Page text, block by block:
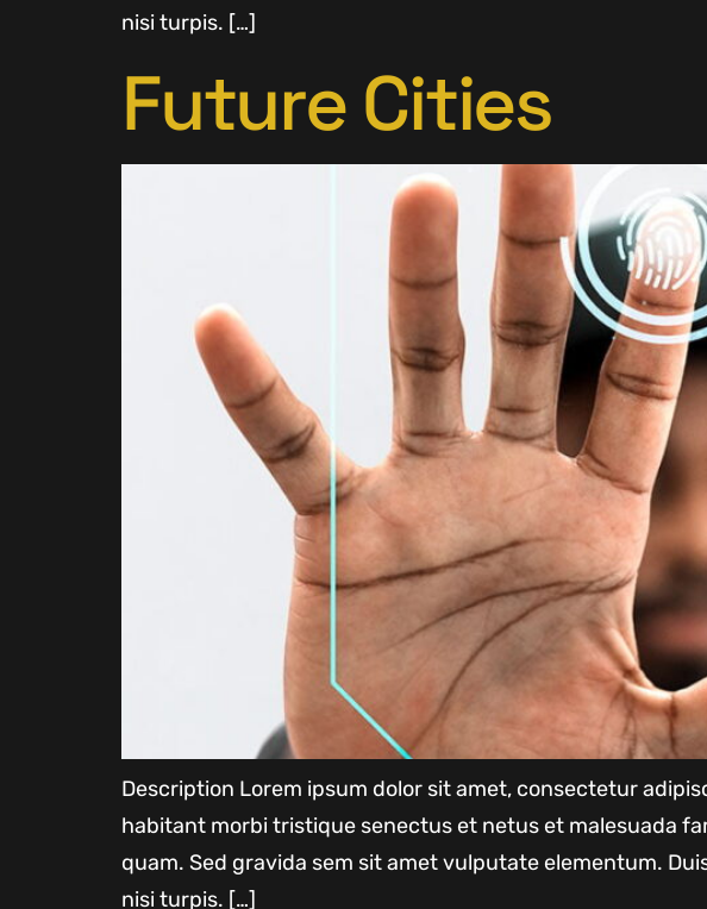
nisi turpis. […]
Future Cities
Description Lorem ipsum dolor sit amet, consectetur
habitant morbi tristique senectus et netus et malesuada
quam. Sed gravida sem sit amet vulputate elementum.
nisi turpis. […]